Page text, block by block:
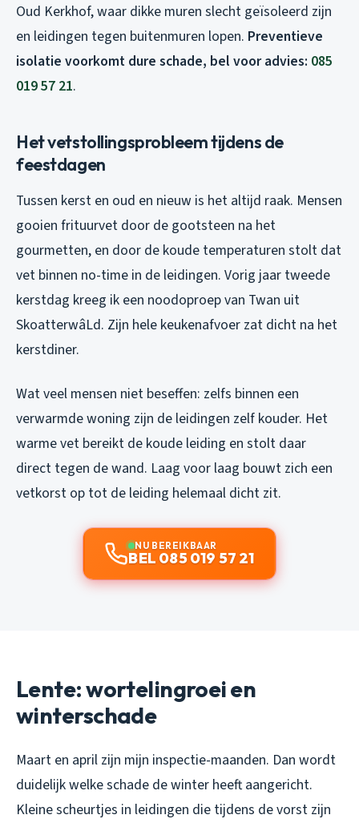
Oud Kerkhof, waar dikke muren slecht geïsoleerd zijn
en leidingen tegen buitenmuren lopen. Preventieve
isolatie voorkomt dure schade, bel voor advies: 085
019 57 21.
Het vetstollingsprobleem tijdens de
feestdagen
Tussen kerst en oud en nieuw is het altijd raak. Mensen
gooien frituurvet door de gootsteen na het
gourmetten, en door de koude temperaturen stolt dat
vet binnen no-time in de leidingen. Vorig jaar tweede
kerstdag kreeg ik een noodoproep van Twan uit
SkoatterwâLd. Zijn hele keukenafvoer zat dicht na het
kerstdiner.
Wat veel mensen niet beseffen: zelfs binnen een
verwarmde woning zijn de leidingen zelf kouder. Het
warme vet bereikt de koude leiding en stolt daar
direct tegen de wand. Laag voor laag bouwt zich een
vetkorst op tot de leiding helemaal dicht zit.
NU BEREIKBAAR
BEL 085 019 57 21
Lente: wortelingroei en
winterschade
Maart en april zijn mijn inspectie-maanden. Dan wordt
duidelijk welke schade de winter heeft aangericht.
Kleine scheurtjes in leidingen die tijdens de vorst zijn